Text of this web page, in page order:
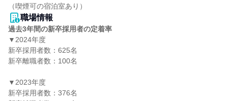
（喫煙可の宿泊室あり）
職場情報
過去3年間の新卒採用者の定着率
▼2024年度
新卒採用者数：625名
新卒離職者数：100名
▼2023年度
新卒採用者数：376名